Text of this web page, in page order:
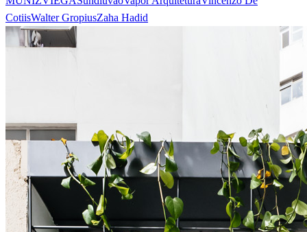
CotiisWalter GropiusZaha Hadid